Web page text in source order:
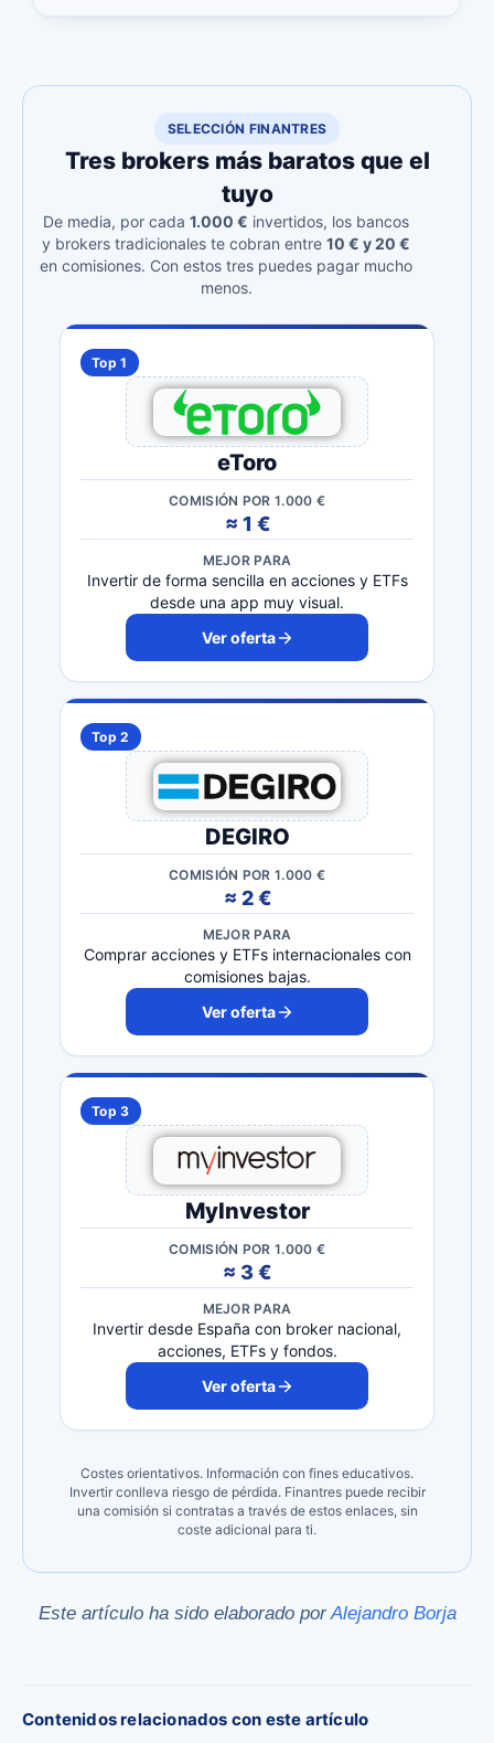
SELECCIÓN FINANTRES
Tres brokers más baratos que el
tuyo
De media, por cada 1.000 € invertidos, los bancos
y brokers tradicionales te cobran entre 10 € y 20 €
en comisiones. Con estos tres puedes pagar mucho
menos.
Top 1
eToro
COMISIÓN POR 1.000 €
≈ 1 €
MEJOR PARA
Invertir de forma sencilla en acciones y ETFs
desde una app muy visual.
Ver oferta
Top 2
DEGIRO
COMISIÓN POR 1.000 €
≈ 2 €
MEJOR PARA
Comprar acciones y ETFs internacionales con
comisiones bajas.
Ver oferta
Top 3
MyInvestor
COMISIÓN POR 1.000 €
≈ 3 €
MEJOR PARA
Invertir desde España con broker nacional,
acciones, ETFs y fondos.
Ver oferta
Costes orientativos. Información con fines educativos.
Invertir conlleva riesgo de pérdida. Finantres puede recibir
una comisión si contratas a través de estos enlaces, sin
coste adicional para ti.
Este artículo ha sido elaborado porAlejandro Borja
Contenidos relacionados con este artículo